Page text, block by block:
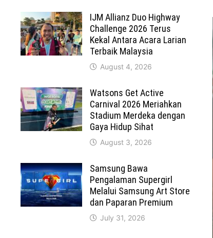
IJM Allianz Duo Highway
Challenge 2026 Terus
Kekal Antara Acara Larian
Terbaik Malaysia
August 4, 2026
Watsons Get Active
Carnival 2026 Meriahkan
Stadium Merdeka dengan
Gaya Hidup Sihat
August 3, 2026
Samsung Bawa
Pengalaman Supergirl
Melalui Samsung Art Store
dan Paparan Premium
July 31, 2026